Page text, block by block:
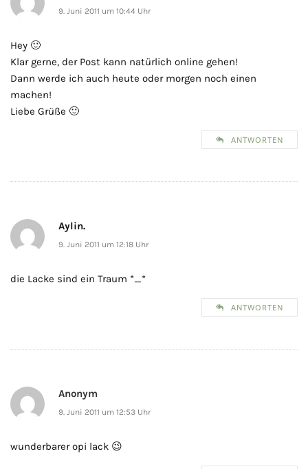
9. Juni 2011 um 10:44 Uhr
Hey 🙂
Klar gerne, der Post kann natürlich online gehen!
Dann werde ich auch heute oder morgen noch einen
machen!
Liebe Grüße 🙂
ANTWORTEN
Aylin.
9. Juni 2011 um 12:18 Uhr
die Lacke sind ein Traum *_*
ANTWORTEN
Anonym
9. Juni 2011 um 12:53 Uhr
wunderbarer opi lack 😉